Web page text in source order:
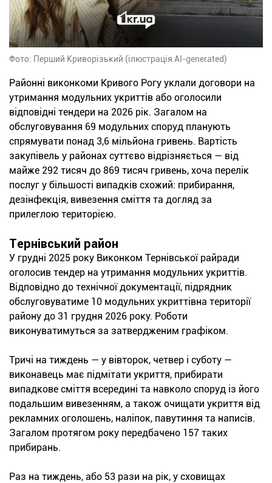
Фото: Перший Криворізький (ілюстрація AI-generated)
Районні виконкоми Кривого Рогу уклали договори на
утримання модульних укриттів або оголосили
відповідні тендери на 2026 рік. Загалом на
обслуговування 69 модульних споруд планують
спрямувати понад 3,6 мільйона гривень. Вартість
закупівель у районах суттєво відрізняється — від
майже 292 тисяч до 869 тисяч гривень, хоча перелік
послуг у більшості випадків схожий: прибирання,
дезінфекція, вивезення сміття та догляд за
прилеглою територією.
Тернівський район
У грудні 2025 року Виконком Тернівської райради
оголосив тендер на утримання модульних укриттів.
Відповідно до технічної документації, підрядник
обслуговуватиме 10 модульних укриттівна території
району до 31 грудня 2026 року. Роботи
виконуватимуться за затвердженим графіком.
Тричі на тиждень — у вівторок, четвер і суботу —
виконавець має підмітати укриття, прибирати
випадкове сміття всередині та навколо споруд із його
подальшим вивезенням, а також очищати укриття від
рекламних оголошень, наліпок, павутиння та написів.
Загалом протягом року передбачено 157 таких
прибирань.
Раз на тиждень, або 53 рази на рік, у сховищах